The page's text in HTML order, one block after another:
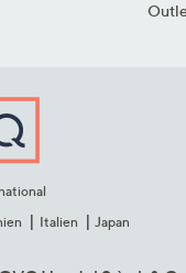
Italien Japan